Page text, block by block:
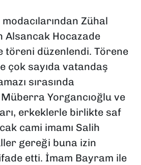
modacılarından Zühal
Alsancak Hocazade
töreni düzenlendi. Törene
çok sayıda vatandaş
sırasında
Müberra Yorgancıoğlu ve
erkeklerle birlikte saf
cami imamı Salih
gereği buna izin
etti. İmam Bayram ile